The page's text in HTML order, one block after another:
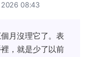
2026 08:43
月沒理它了。表
，就是少了以前